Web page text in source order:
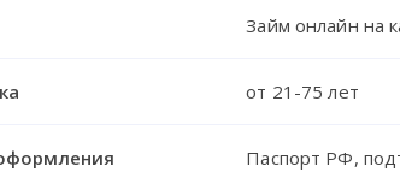
Займ онлайн на
от 21-75 лет
Паспорт РФ,